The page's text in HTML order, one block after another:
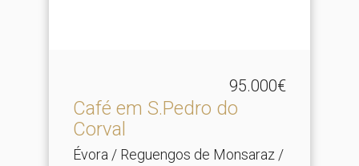
95.000€
Café em S.​Pedro do
Corval
Évora / Reguengos de Monsaraz /